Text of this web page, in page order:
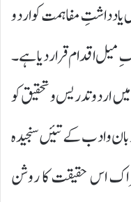
مفاہمت کو اردو
میل اقدام قرار دیا ہے۔
اردو تدریس و تحقیق کو
و ادب کے تئیں سنجیدہ
اس حقیقت کا روشن